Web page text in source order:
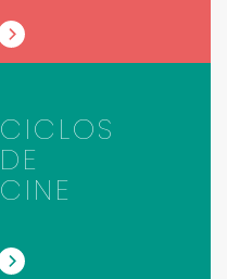
CICLOS
DE
CINE